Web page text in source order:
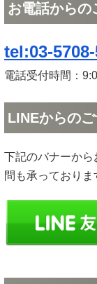
お電話からの
tel:03-
電話受付時間：
LINEからの
下記のバナーか
問も承っておりま